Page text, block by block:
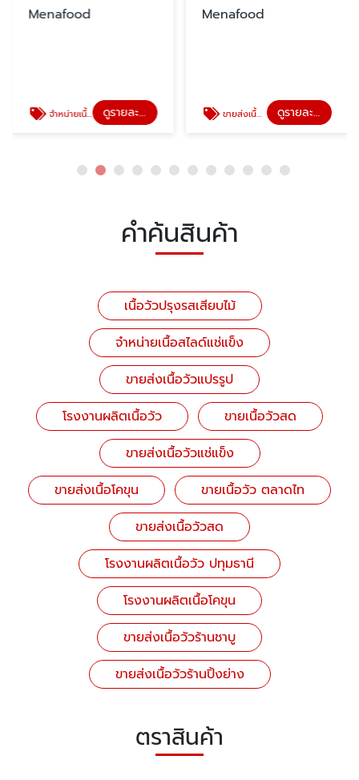
Menafood
จำหน่ายเนื้อสไลด์แช่แข็ง ดูรายละเอียด
Menafood
ขายส่งเนื้อวัวแปรรูป ดูรายละเอียด
คำค้นสินค้า
เนื้อวัวปรุงรสเสียบไม้
จำหน่ายเนื้อสไลด์แช่แข็ง
ขายส่งเนื้อวัวแปรรูป
โรงงานผลิตเนื้อวัว
ขายเนื้อวัวสด
ขายส่งเนื้อวัวแช่แข็ง
ขายส่งเนื้อโคขุน
ขายเนื้อวัว ตลาดไท
ขายส่งเนื้อวัวสด
โรงงานผลิตเนื้อวัว ปทุมธานี
โรงงานผลิตเนื้อโคขุน
ขายส่งเนื้อวัวร้านชาบู
ขายส่งเนื้อวัวร้านปิ้งย่าง
ตราสินค้า